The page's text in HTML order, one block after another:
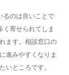
るのは良いことで
寄せられてしま
ます。相談窓口の
進みやすくなりま
いところです。